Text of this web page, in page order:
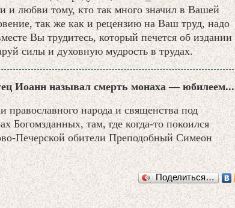
и любви тому, кто так много значил в Вашей
так же как и рецензию на Ваш труд, надо
Вы трудитесь, который печется об издании
силы и духовную мудрость в трудах.
Иоанн называл смерть монаха — юбилеем...
народа и священства под
Богомзданных, там, где когда-то покоился
Печерской обители Преподобный Симеон
Поделиться…